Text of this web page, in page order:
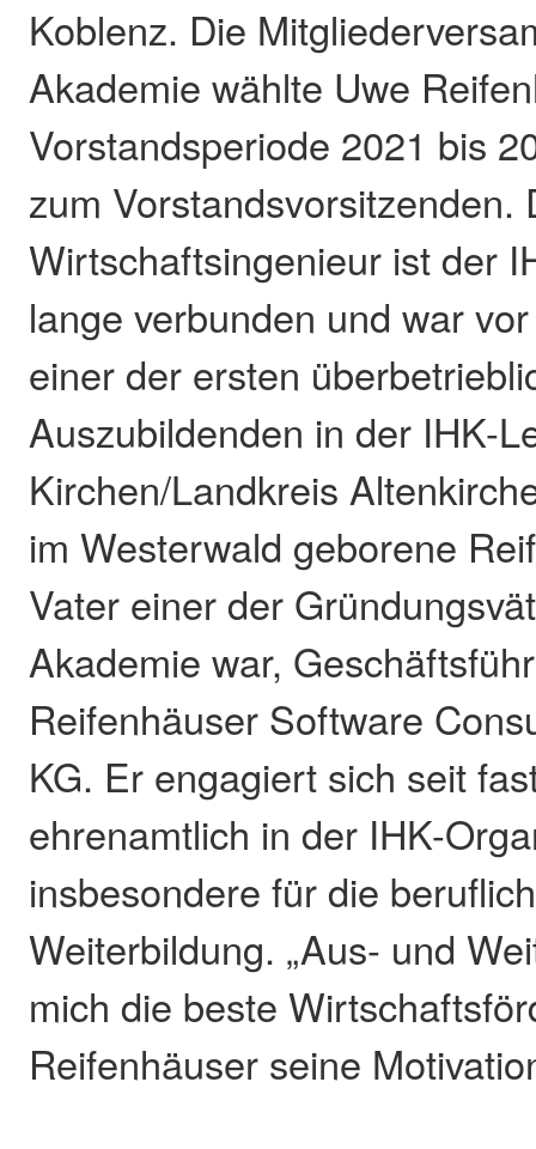
Koblenz. Die
Akademie wählte Uwe
Vorstandsperiode 2021 bis
zum Vorstandsvorsitzenden.
Wirtschaftsingenieur ist der
lange verbunden und war
einer der ersten
Auszubildenden in der IHK-
Kirchen/Landkreis
im Westerwald geborene
Vater einer der
Akademie war,
Reifenhäuser Software
KG. Er engagiert sich seit
ehrenamtlich in der IHK-
insbesondere für die
Weiterbildung. „Aus- und
mich die beste
Reifenhäuser seine